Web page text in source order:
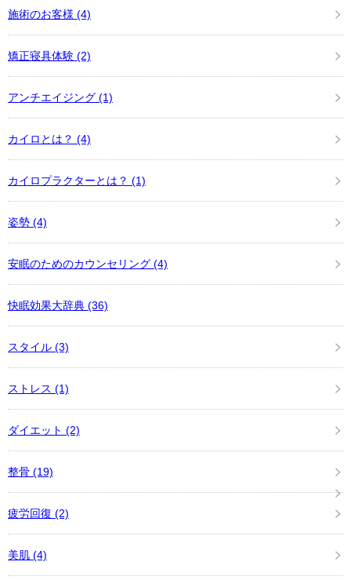
施術のお客様 (4)
矯正寝具体験 (2)
アンチエイジング (1)
カイロとは？ (4)
カイロプラクターとは？ (1)
姿勢 (4)
安眠のためのカウンセリング (4)
快眠効果大辞典 (36)
スタイル (3)
ストレス (1)
ダイエット (2)
整骨 (19)
疲労回復 (2)
美肌 (4)